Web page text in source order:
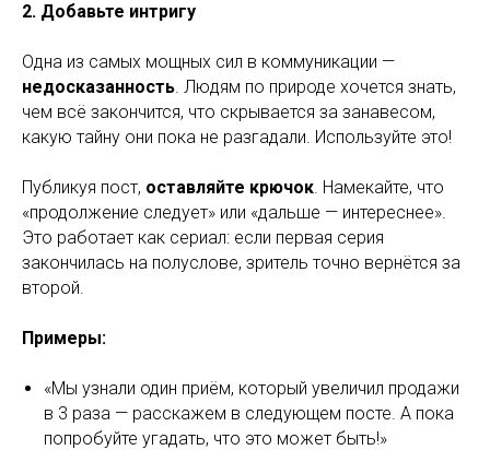
2. Добавьте интригу
Одна из самых мощных сил в коммуникации —
недосказанность. Людям по природе хочется знать,
чем всё закончится, что скрывается за занавесом,
какую тайну они пока не разгадали. Используйте это!
Публикуя пост, оставляйте крючок. Намекайте, что
«продолжение следует» или «дальше — интереснее».
Это работает как сериал: если первая серия
закончилась на полуслове, зритель точно вернётся за
второй.
Примеры:
«Мы узнали один приём, который увеличил продажи
в 3 раза — расскажем в следующем посте. А пока
попробуйте угадать, что это может быть!»